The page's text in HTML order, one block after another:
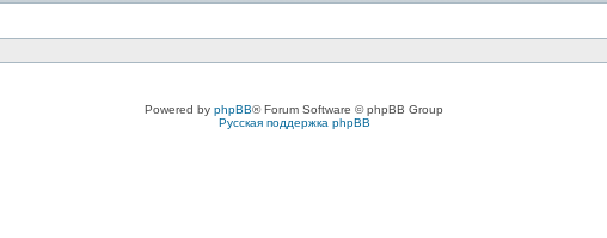
Powered by phpBB® Forum Software © phpBB Group
Русская поддержка phpBB